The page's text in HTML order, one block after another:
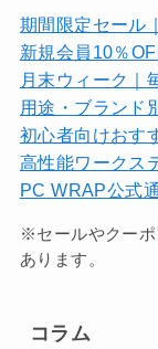
期間限定セール
新規会員10％
月末ウィーク｜
用途・ブランド
初心者向けおす
高性能ワークス
PC WRAP公式
※セールやクーポ
あります。
コラム